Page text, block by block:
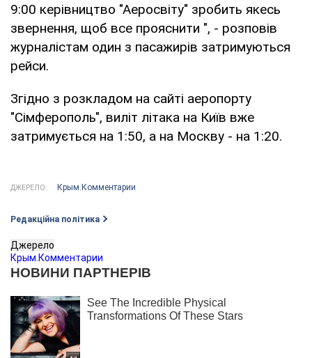
9:00 керівництво "Аеросвіту" зробить якесь
звернення, щоб все прояснити ", - розповів
журналістам один з пасажирів затримуються
рейси.
Згідно з розкладом на сайті аеропорту
"Сімферополь", виліт літака на Київ вже
затримується на 1:50, а на Москву - на 1:20.
ДЖЕРЕЛО: Крым.Комментарии
Редакційна політика
Джерело
Крым.Комментарии